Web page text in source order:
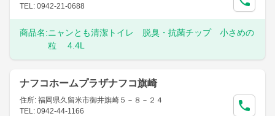
TEL: 0942-21-0688
商品名:ニャンとも清潔トイレ 脱臭・抗菌チップ 小さめの
粒 4.4L
ナフコホームプラザナフコ旗崎
住所: 福岡県久留米市御井旗崎５－８－２４
TEL: 0942-44-1166